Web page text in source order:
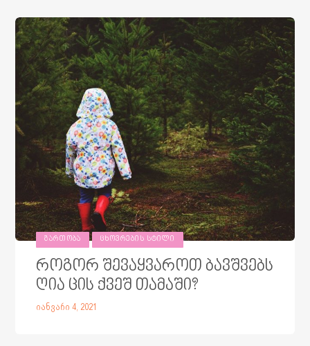
ᲒᲐᲠᲗᲝᲑᲐ ᲪᲮᲝᲕᲠᲔᲑᲘᲡ ᲡᲢᲘᲚᲘ
როგორ შევაყვაროთ ბავშვებს
ღია ცის ქვეშ თამაში?
იანვარი 4, 2021